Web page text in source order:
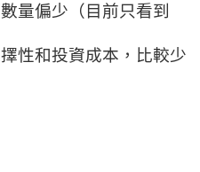
量偏少 （目前只看到
性和投資成本，比較少